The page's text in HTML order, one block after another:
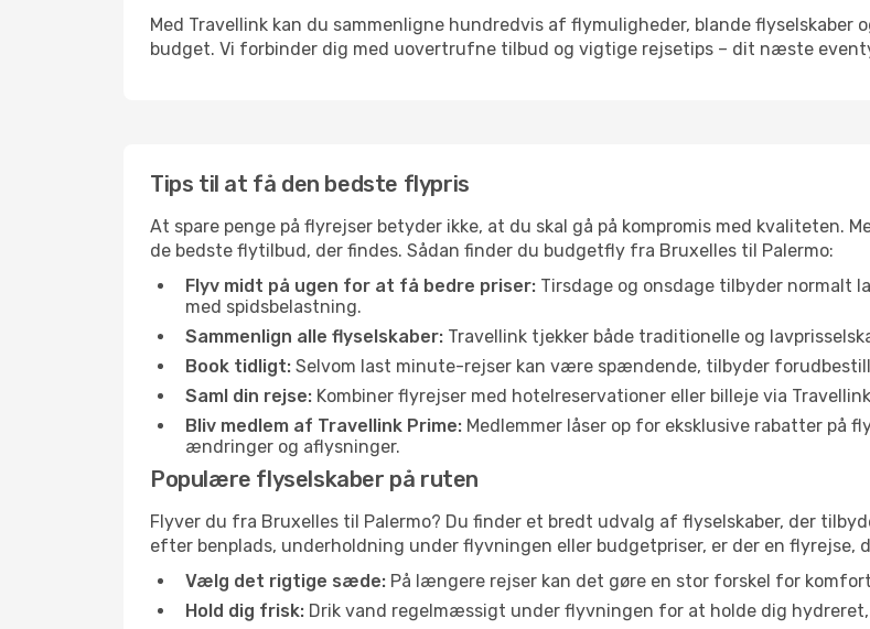
Med Travellink kan du sammenligne hundredvis af flymuligheder, blande flyselskaber
budget. Vi forbinder dig med uovertrufne tilbud og vigtige rejsetips – dit næste
Tips til at få den bedste flypris
At spare penge på flyrejser betyder ikke, at du skal gå på kompromis med kvaliteten.
de bedste flytilbud, der findes. Sådan finder du budgetfly fra Bruxelles til Palermo:
Flyv midt på ugen for at få bedre priser: Tirsdage og onsdage tilbyder normalt
med spidsbelastning.
Sammenlign alle flyselskaber: Travellink tjekker både traditionelle og
Book tidligt: Selvom last minute-rejser kan være spændende, tilbyder
Saml din rejse: Kombiner flyrejser med hotelreservationer eller billeje via
Bliv medlem af Travellink Prime: Medlemmer låser op for eksklusive rabatter på
ændringer og aflysninger.
Populære flyselskaber på ruten
Flyver du fra Bruxelles til Palermo? Du finder et bredt udvalg af flyselskaber, der
efter benplads, underholdning under flyvningen eller budgetpriser, er der en flyrejse,
Vælg det rigtige sæde: På længere rejser kan det gøre en stor forskel for
Hold dig frisk: Drik vand regelmæssigt under flyvningen for at holde dig